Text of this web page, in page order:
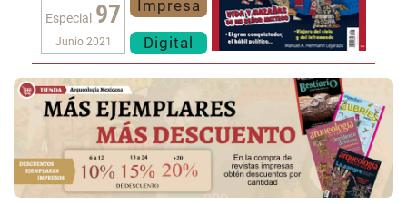
Especial 97
Junio 2021
Impresa
Digital